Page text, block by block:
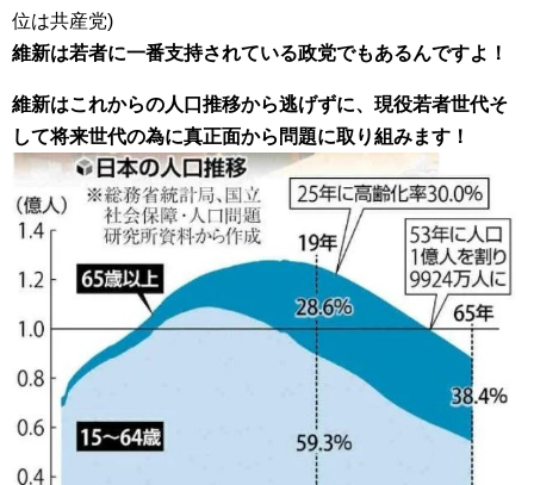
位は共産党)
維新は若者に一番支持されている政党でもあるんですよ！
維新はこれからの人口推移から逃げずに、現役若者世代そ
して将来世代の為に真正面から問題に取り組みます！